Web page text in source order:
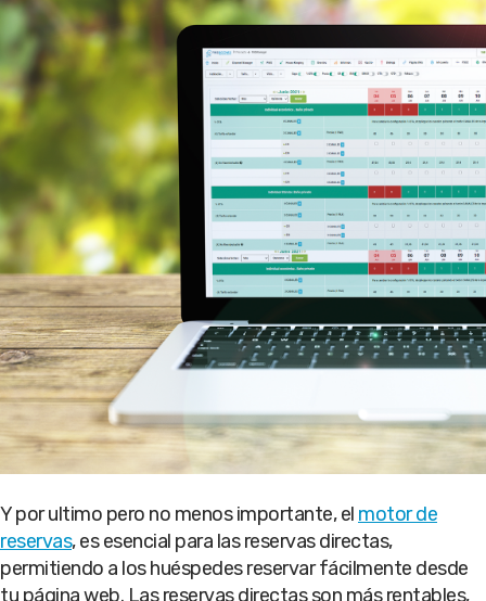
Y por ultimo pero no menos importante, el motor de
reservas, es esencial para las reservas directas,
permitiendo a los huéspedes reservar fácilmente desde
tu página web. Las reservas directas son más rentables,